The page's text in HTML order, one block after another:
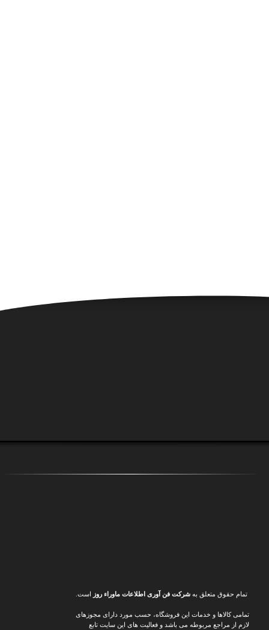
تمام حقوق متعلق بهشرکت فن آوری اطلاعات ماوراء روز است.
تمامی کالاها و خدمات این فروشگاه، حسب مورد دارای مجوزهای
لازم از مراجع مربوطه می باشد و فعالیت های این سایت تابع